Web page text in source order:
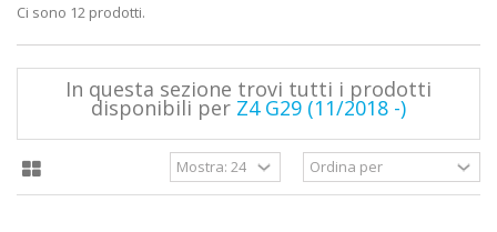
Ci sono 12 prodotti.
In questa sezione trovi tutti i prodotti
disponibili per Z4 G29 (11/2018 -)